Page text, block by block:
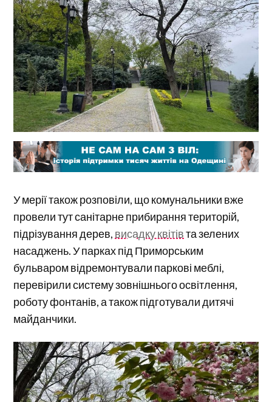
У мерії також розповіли, що комунальники вже
провели тут санітарне прибирання територій,
підрізування дерев, висадку квітівта зелених
насаджень. У парках під Приморським
бульваром відремонтували паркові меблі,
перевірили систему зовнішнього освітлення,
роботу фонтанів, а також підготували дитячі
майданчики.